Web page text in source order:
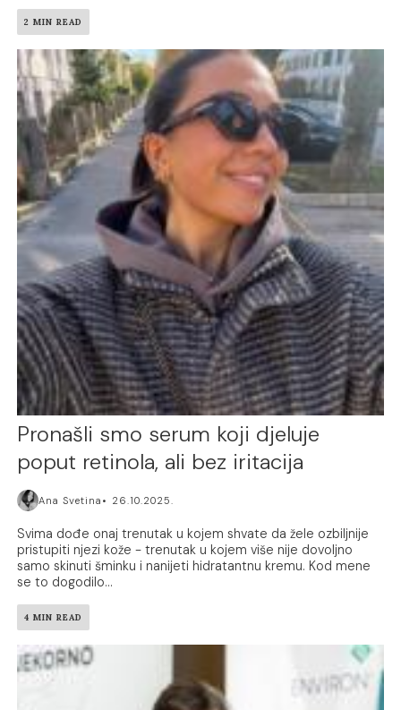
2 MIN READ
Pronašli smo serum koji djeluje
poput retinola, ali bez iritacija
Ana Svetina 26.10.2025.
Svima dođe onaj trenutak u kojem shvate da žele ozbiljnije
pristupiti njezi kože - trenutak u kojem više nije dovoljno
samo skinuti šminku i nanijeti hidratantnu kremu. Kod mene
se to dogodilo...
4 MIN READ